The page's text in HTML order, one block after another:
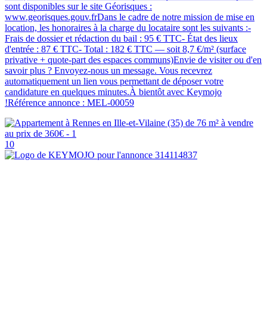
sont disponibles sur le site Géorisques :
www.georisques.gouv.frDans le cadre de notre mission de mise en
location, les honoraires à la charge du locataire sont les suivants :-
Frais de dossier et rédaction du bail : 95 € TTC- État des lieux
d'entrée : 87 € TTC- Total : 182 € TTC — soit 8,7 €/m² (surface
privative + quote-part des espaces communs)Envie de visiter ou d'en
savoir plus ? Envoyez-nous un message. Vous recevrez
automatiquement un lien vous permettant de déposer votre
candidature en quelques minutes.À bientôt avec Keymojo
!Référence annonce : MEL-00059
10